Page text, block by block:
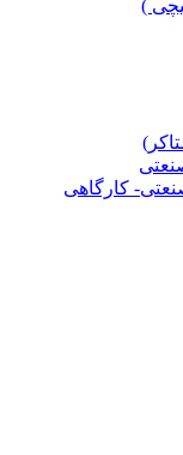
)
کارگاهی